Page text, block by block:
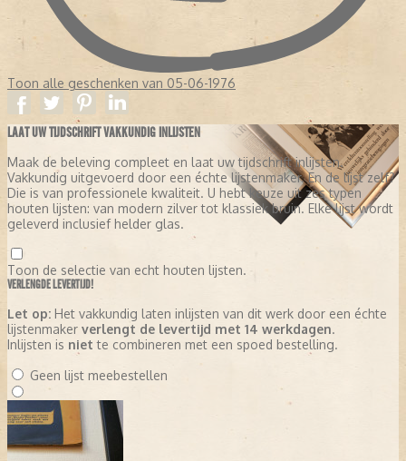
Toon alle geschenken van 05-06-1976
LAAT UW TIJDSCHRIFT VAKKUNDIG INLIJSTEN
Maak de beleving compleet en laat uw tijdschrift inlijsten.
Vakkundig uitgevoerd door een échte lijstenmaker. En de lijst zelf?
Die is van professionele kwaliteit. U hebt keuze uit zes typen
houten lijsten: van modern zilver tot klassiek bruin. Elke lijst wordt
geleverd inclusief helder glas.
Toon de selectie van echt houten lijsten.
VERLENGDE LEVERTIJD!
Let op: Het vakkundig laten inlijsten van dit werk door een échte
lijstenmaker verlengt de levertijd met 14 werkdagen.
Inlijsten is niet te combineren met een spoed bestelling.
Geen lijst meebestellen